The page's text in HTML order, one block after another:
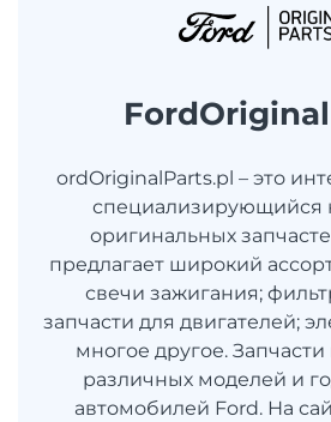
ordOriginalParts.pl – это
специализирующийся
оригинальных
предлагает широкий
свечи зажигания;
запчасти для двигателей;
многое другое. Запчасти
различных моделей и
автомобилей Ford. На